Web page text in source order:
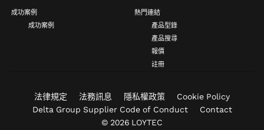
成功案例
成功案例
熱門連結
產品型錄
產品搜尋
報價
註冊
法律規定 法務訊息 隱私權政策
Cookie Policy
Delta Group Supplier Code of Conduct
Contact
© 2026 LOYTEC